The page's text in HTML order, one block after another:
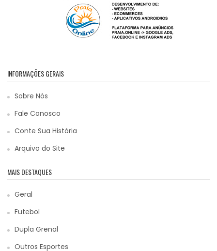
INFORMAÇÕES GERAIS
Sobre Nós
Fale Conosco
Conte Sua História
Arquivo do Site
MAIS DESTAQUES
Geral
Futebol
Dupla Grenal
Outros Esportes